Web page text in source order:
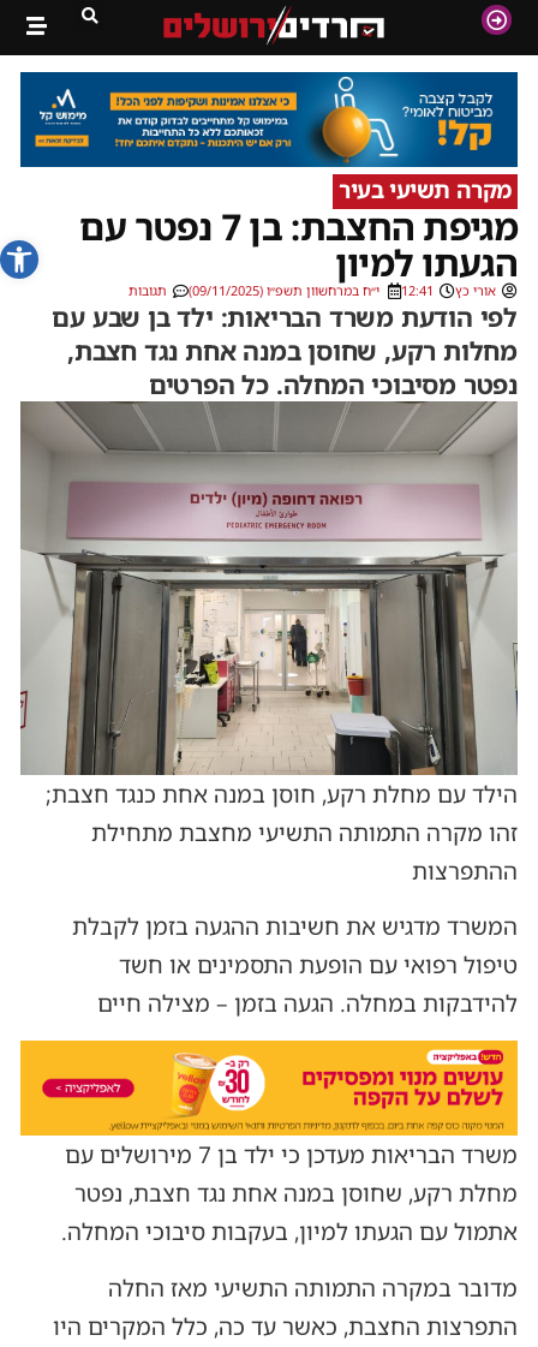
פתח
מקרה תשיעי בעיר
מגיפת החצבת: בן 7 נפטר עם
הגעתו למיון
אורי כץ 12:41 י״ח במרחשוון תשפ״ו (09/11/2025) תגובות
לפי הודעת משרד הבריאות: ילד בן שבע עם
מחלות רקע, שחוסן במנה אחת נגד חצבת,
נפטר מסיבוכי המחלה. כל הפרטים
הילד עם מחלת רקע, חוסן במנה אחת כנגד חצבת;
זהו מקרה התמותה התשיעי מחצבת מתחילת
ההתפרצות
המשרד מדגיש את חשיבות ההגעה בזמן לקבלת
טיפול רפואי עם הופעת התסמינים או חשד
להידבקות במחלה. הגעה בזמן – מצילה חיים
משרד הבריאות מעדכן כי ילד בן 7 מירושלים עם
מחלת רקע, שחוסן במנה אחת נגד חצבת, נפטר
אתמול עם הגעתו למיון, בעקבות סיבוכי המחלה.
מדובר במקרה התמותה התשיעי מאז החלה
התפרצות החצבת, כאשר עד כה, כלל המקרים היו